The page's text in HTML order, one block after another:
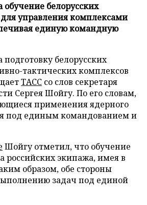
обучение белорусских
управления комплексами
единую командную
белорусских
тактических комплексов
ТАСС со слов секретаря
Сергея Шойгу. По его словам,
применения ядерного
под единым командованием и
Шойгу отметил, что обучение
российских экипажа, имея в
образом, обе стороны
задач под единой